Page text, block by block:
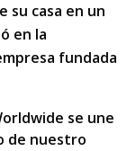
su casa en un
en la
fundada
se une
de nuestro